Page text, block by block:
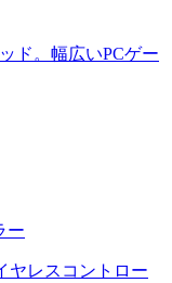
ド。幅広いPCゲー
ー
ヤレスコントロー